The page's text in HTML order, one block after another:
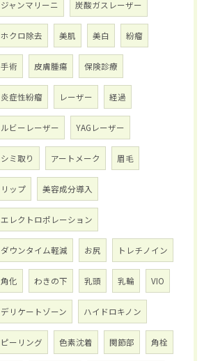
ジャンマリーニ 炭酸ガスレーザー
ホクロ除去 美肌 美白 紛瘤
手術 皮膚腫瘍 保険診療
炎症性紛瘤 レーザー 経過
ルビーレーザー YAGレーザー
シミ取り アートメーク 眉毛
リップ 美容成分導入
エレクトロポレーション
ダウンタイム軽減 お尻 トレチノイン
角化 わきの下 乳頭 乳輪 VIO
デリケートゾーン ハイドロキノン
ピーリング 色素沈着 関節部 角栓